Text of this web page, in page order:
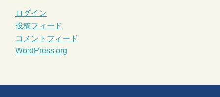
ログイン
投稿フィード
コメントフィード
WordPress.org